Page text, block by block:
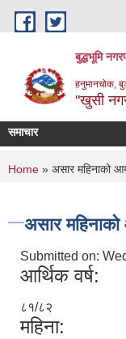
Skip to main content
बुद्धभूमि
हनुमानचोक,
"खुसी
समाचार
You are
Home » असार महिनाको
असार
Submitted on:
आर्थिक वर्ष:
८१/८२
महिना: